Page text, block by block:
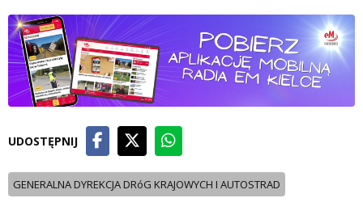
UDOSTĘPNIJ
GENERALNA DYREKCJA DRóG KRAJOWYCH I AUTOSTRAD